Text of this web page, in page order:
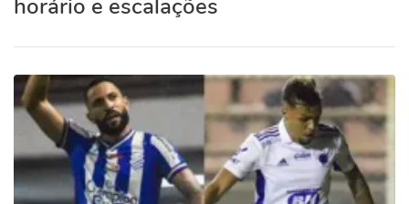
horário e escalações